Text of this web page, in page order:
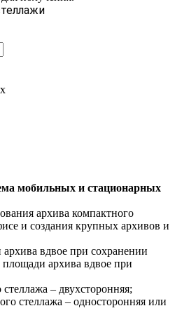
мобильных и стационарных
архива компактного
и создания крупных архивов и
вдвое при сохранении
архива вдвое при
– двухсторонняя;
стеллажа – односторонняя или